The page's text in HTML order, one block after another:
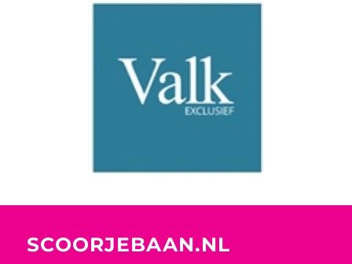
SCOORJEBAAN.NL